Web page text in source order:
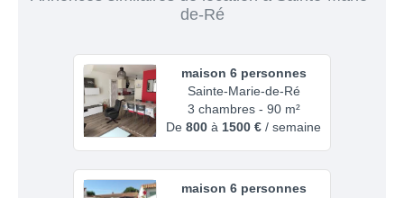
de-Ré
maison 6 personnes
Sainte-Marie-de-Ré
3 chambres - 90 m²
De 800 à 1500 € / semaine
maison 6 personnes